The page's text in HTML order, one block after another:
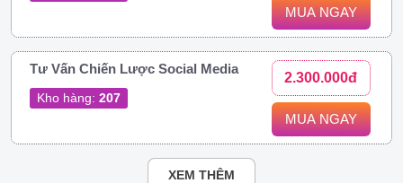
MUA NGAY
Tư Vấn Chiến Lược Social Media
Kho hàng: 207
2.300.000đ
MUA NGAY
XEM THÊM